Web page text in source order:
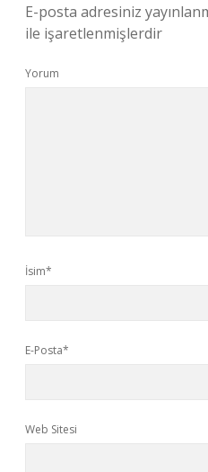
E-posta adresiniz
ile işaretlenmişlerdir
Yorum
İsim*
E-Posta*
Web Sitesi